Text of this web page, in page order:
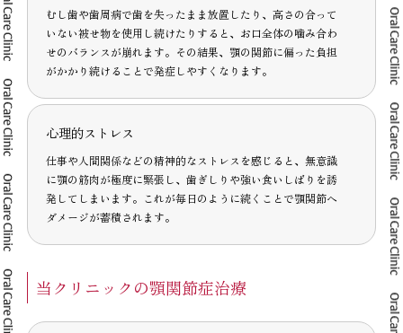
むし歯や歯周病で歯を失ったまま放置したり、高さの合って
いない被せ物を使用し続けたりすると、お口全体の噛み合わ
せのバランスが崩れます。その結果、顎の関節に偏った負担
がかかり続けることで発症しやすくなります。
心理的ストレス
仕事や人間関係などの精神的なストレスを感じると、無意識
に顎の筋肉が極度に緊張し、歯ぎしりや強い食いしばりを誘
発してしまいます。これが毎日のように続くことで顎関節へ
ダメージが蓄積されます。
当クリニックの顎関節症治療